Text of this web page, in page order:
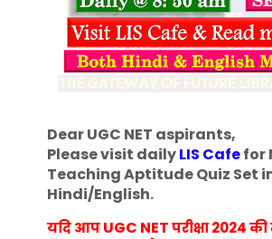
Dear UGC NET aspirants,
Please visit dailyLIS Cafefor
Teaching Aptitude Quiz Set
Hindi/English.
यदि आपUGC NETपरीक्षा 2024 की